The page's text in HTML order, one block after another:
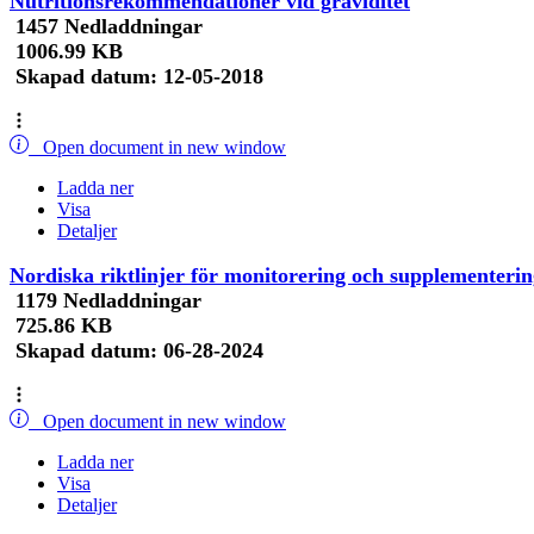
1457 Nedladdningar
1006.99 KB
Skapad datum: 12-05-2018
Open document in new window
Ladda ner
Visa
Detaljer
Nordiska riktlinjer för monitorering och
1179 Nedladdningar
725.86 KB
Skapad datum: 06-28-2024
Open document in new window
Ladda ner
Visa
Detaljer